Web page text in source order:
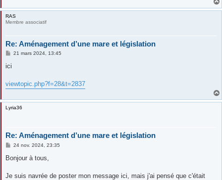
RAS
Membre associatif
Re: Aménagement d’une mare et législation
M
s
g
e
21 mars 2024, 13:45
ici
viewtopic.php?f=28&t=2837
Lyria36
Re: Aménagement d’une mare et législation
M
s
g
24 nov. 2024, 23:35
Bonjour à tous,
Je suis navrée de poster mon message ici, mais j'ai pensé que c'était